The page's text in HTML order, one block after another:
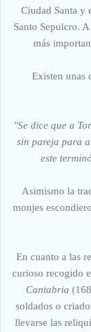
Ciudad Santa y
Santo Sepulcro.
más
Existen unas
"Se dice que a
sin pareja para
este
Asimismo la
monjes
En cuanto a las
curioso recogido
Cantabria
soldados o
llevarse las